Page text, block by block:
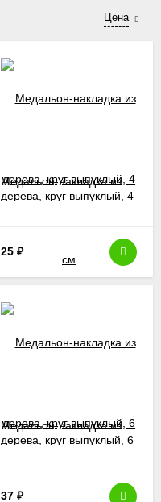
Цена
Медальон-накладка из
дерева, круг выпуклый, 4
25 ₽
Медальон-накладка из
дерева, круг выпуклый, 6
37 ₽